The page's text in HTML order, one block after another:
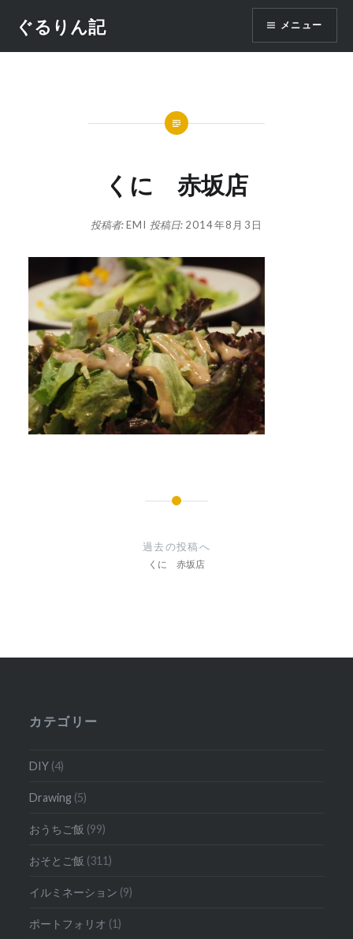
テ
ぐるりん記 メニュー
くに 赤坂店
投稿者:EMI 投稿日: 2014年8月3日
ー
過去の投稿へ
くに 赤坂店
カテゴリー
DIY (4)
Drawing (5)
おうちご飯 (99)
おそとご飯 (311)
イルミネーション (9)
ポートフォリオ (1)